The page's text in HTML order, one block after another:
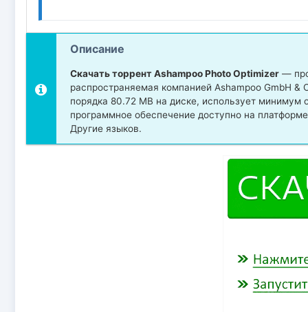
Описание
Скачать торрент Ashampoo Photo Optimizer—
распространяемая компанией Ashampoo GmbH
порядка 80.72 MB на диске, использует
программное обеспечение доступно на
Другие языков.